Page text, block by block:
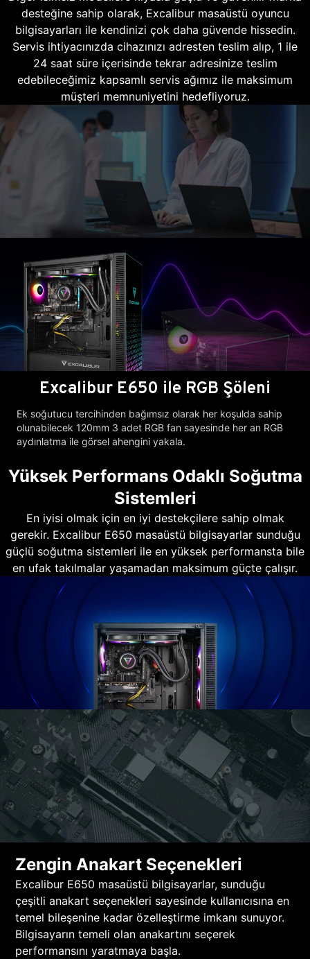
desteğine sahip olarak, Excalibur masaüstü oyuncu
bilgisayarları ile kendinizi çok daha güvende hissedin.
Servis ihtiyacınızda cihazınızı adresten teslim alıp, 1 ile
24 saat süre içerisinde tekrar adresinize teslim
edebileceğimiz kapsamlı servis ağımız ile maksimum
müşteri memnuniyetini hedefliyoruz.
Excalibur E650 ile RGB Şöleni
Ek soğutucu tercihinden bağımsız olarak her koşulda sahip
olunabilecek 120mm 3 adet RGB fan sayesinde her an RGB
aydınlatma ile görsel ahengini yakala.
Yüksek Performans Odaklı Soğutma
Sistemleri
En iyisi olmak için en iyi destekçilere sahip olmak
gerekir. Excalibur E650 masaüstü bilgisayarlar sunduğu
güçlü soğutma sistemleri ile en yüksek performansta bile
en ufak takılmalar yaşamadan maksimum güçte çalışır.
Zengin Anakart Seçenekleri
Excalibur E650 masaüstü bilgisayarlar, sunduğu
çeşitli anakart seçenekleri sayesinde kullanıcısına en
temel bileşenine kadar özelleştirme imkanı sunuyor.
Bilgisayarın temeli olan anakartını seçerek
performansını yaratmaya başla.